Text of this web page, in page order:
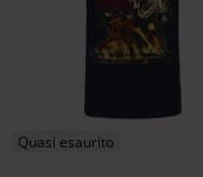
Quasi esaurito